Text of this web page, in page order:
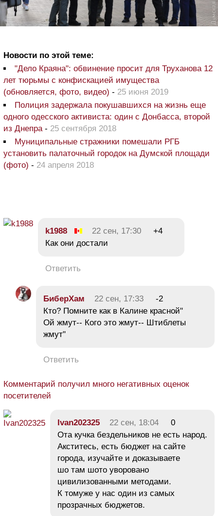
Новости по этой теме:
"Дело Краяна": обвинение просит для Труханова 12
лет тюрьмы с конфискацией имущества
(обновляется, фото, видео) - 25 июня 2019
Полиция задержала покушавшихся на жизнь еще
одного одесского активиста: один с Донбасса, второй
из Днепра- 25 сентября 2018
Муниципальные стражники помешали РГБ
установить палаточный городок на Думской площади
(фото) - 24 апреля 2018
k1988 22 сен, 17:30
+4
Как они достали
Ответить
БиберХам 22 сен, 17:33
-2
Кто? Помните как в Калине красной"
Ой жмут-- Кого это жмут-- Штиблеты
жмут"
Ответить
Комментарий получил много негативных оценок
посетителей
Ivan202325 22 сен, 18:04
0
Ота кучка бездельников не есть народ.
Акститесь, есть бюджет на сайте
города, изучайте и доказываете
шо там шото уворовано
цивилизованными методами.
К томуже у нас один из самых
прозрачных бюджетов.